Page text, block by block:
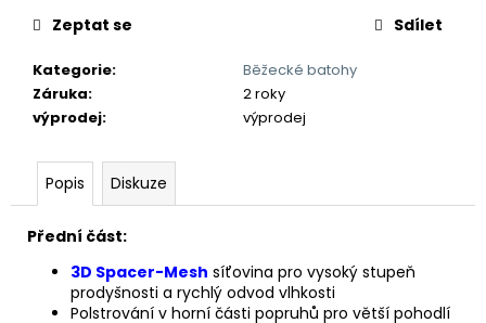
Kategorie:
Běžecké batohy
Záruka:
2 roky
výprodej: výprodej
Zeptat se Sdílet
Popis Diskuze
Přední část:
3D Spacer-Mesh síťovina pro vysoký stupeň
prodyšnosti a rychlý odvod vlhkosti
Polstrování v horní části popruhů pro větší pohodlí